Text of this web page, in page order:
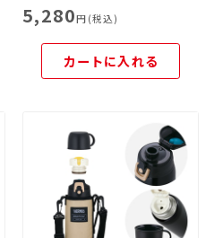
5,280円(税込)
カートに入れる